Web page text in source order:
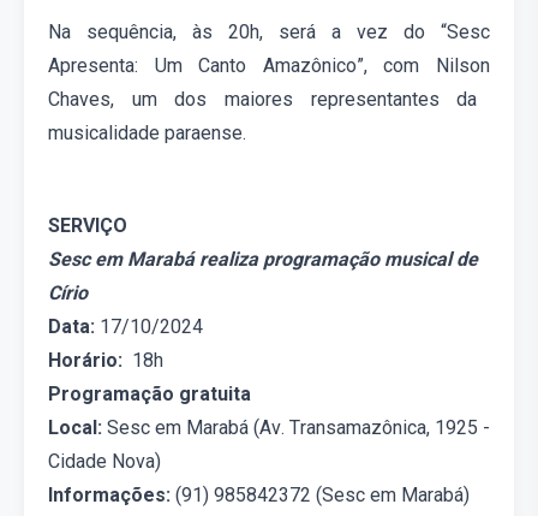
Na sequência, às 20h, será a vez do “Sesc
Apresenta: Um Canto Amazônico”,com Nilson
Chaves, um dos maiores representantes da
musicalidade paraense.
SERVIÇO
Sesc em Marabá realiza programação musical de
Círio
Data: 1 7/10/2024
Horário: 18h
Programação gratuita
Local: Sesc em Marabá (Av. Transamazônica, 1925 -
Cidade Nova)
Informações: (91) 985842372 (Sesc em Marabá)